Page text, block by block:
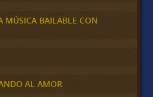
MÚSICA BAILABLE CON
AL AMOR